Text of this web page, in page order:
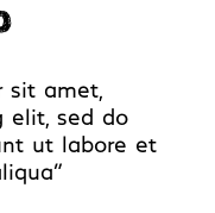
sit amet,
elit, sed do
ut labore et